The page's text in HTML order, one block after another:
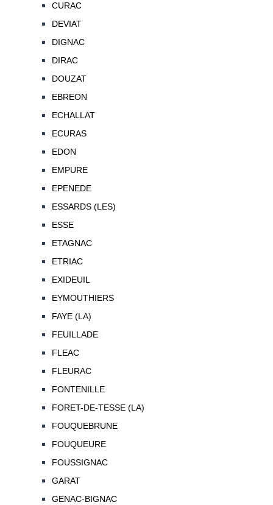
CURAC
DEVIAT
DIGNAC
DIRAC
DOUZAT
EBREON
ECHALLAT
ECURAS
EDON
EMPURE
EPENEDE
ESSARDS (LES)
ESSE
ETAGNAC
ETRIAC
EXIDEUIL
EYMOUTHIERS
FAYE (LA)
FEUILLADE
FLEAC
FLEURAC
FONTENILLE
FORET-DE-TESSE (LA)
FOUQUEBRUNE
FOUQUEURE
FOUSSIGNAC
GARAT
GENAC-BIGNAC